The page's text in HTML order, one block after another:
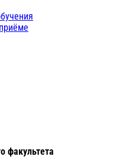
факультета